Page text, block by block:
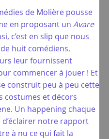
de Molière pousse
en proposant un Avare
c’est en slip que nous
huit comédiens,
leur fournissent
commencer à jouer ! Et
construit peu à peu cette
costumes et décors
Un happening chaque
notre rapport
à nu ce qui fait la